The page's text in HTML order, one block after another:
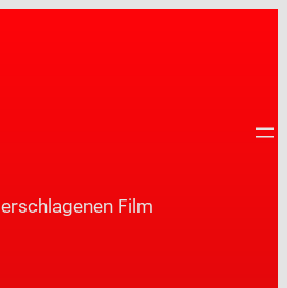
Film